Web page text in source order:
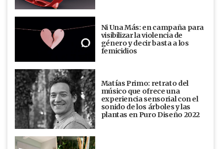
Ni Una Más: en campaña para
visibilizar la violencia de
género y decir basta a los
femicidios
Matías Primo: retrato del
músico que ofrece una
experiencia sensorial con el
sonido de los árboles y las
plantas en Puro Diseño 2022